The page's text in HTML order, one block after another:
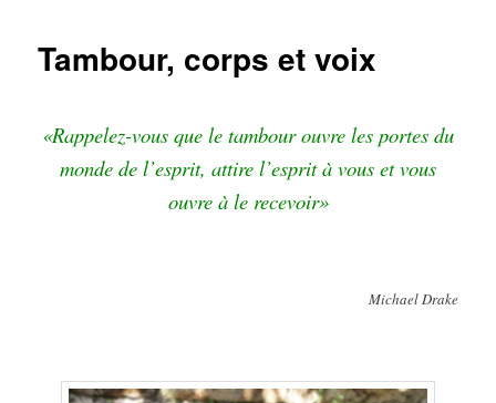
Tambour, corps et voix
«Rappelez-vous que le tambour ouvre les portes du
monde de l’esprit, attire l’esprit à vous et vous
ouvre à le recevoir»
Michael Drake